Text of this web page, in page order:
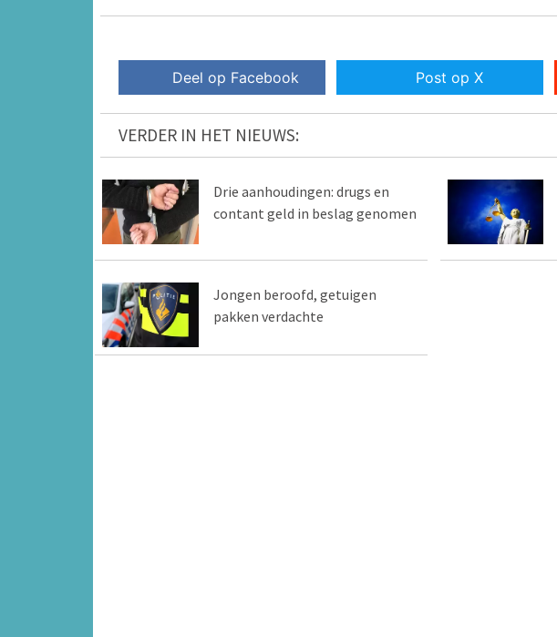
Deel op Facebook Post op X
VERDER IN HET NIEUWS:
Drie aanhoudingen: drugs en
contant geld in beslag genomen
Jongen beroofd, getuigen
pakken verdachte